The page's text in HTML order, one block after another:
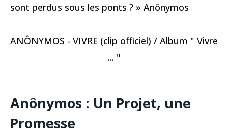
sont perdus sous les ponts ? » Anônymos
ANÔNYMOS - VIVRE (clip officiel) / Album " Vivre
... "
Anônymos : Un Projet, une
Promesse